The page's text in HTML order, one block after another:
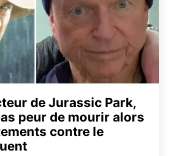
de Jurassic Park,
peur de mourir alors
contre le